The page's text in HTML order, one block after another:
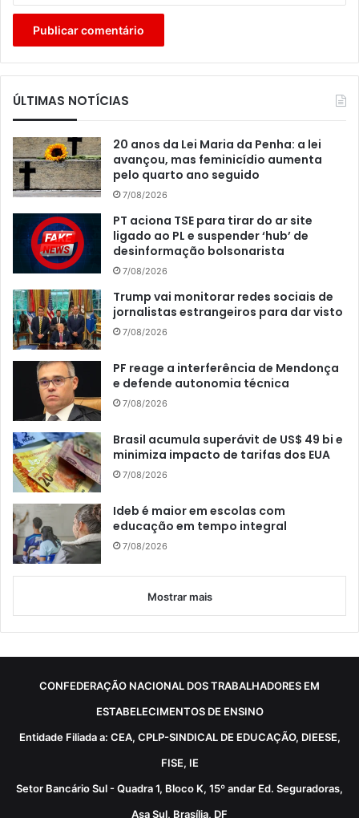
ÚLTIMAS NOTÍCIAS
20 anos da Lei Maria da Penha: a lei
avançou, mas feminicídio aumenta
pelo quarto ano seguido
7/08/2026
PT aciona TSE para tirar do ar site
ligado ao PL e suspender ‘hub’ de
desinformação bolsonarista
7/08/2026
Trump vai monitorar redes sociais de
jornalistas estrangeiros para dar visto
7/08/2026
PF reage a interferência de Mendonça
e defende autonomia técnica
7/08/2026
Brasil acumula superávit de US$ 49 bi e
minimiza impacto de tarifas dos EUA
7/08/2026
Ideb é maior em escolas com
educação em tempo integral
7/08/2026
Mostrar mais
CONFEDERAÇÃO NACIONAL DOS TRABALHADORES EM
ESTABELECIMENTOS DE ENSINO
Entidade Filiada a: CEA, CPLP-SINDICAL DE EDUCAÇÃO, DIEESE,
FISE, IE
Setor Bancário Sul - Quadra 1, Bloco K, 15º andar Ed. Seguradoras,
Asa Sul, Brasília, DF